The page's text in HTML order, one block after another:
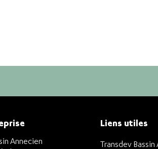
Annecien
Liens utiles
Transdev Bassin